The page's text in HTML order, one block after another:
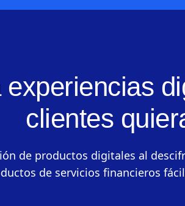
experiencias
clientes
de productos digitales al
de servicios financieros